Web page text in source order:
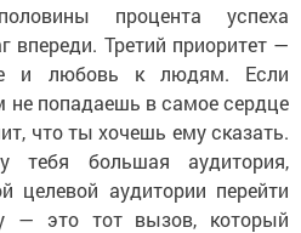
процента успеха
Третий приоритет —
и любовь к людям. Если
попадаешь в самое сердце
что ты хочешь ему сказать.
тебя большая аудитория,
целевой аудитории перейти
— это тот вызов, который